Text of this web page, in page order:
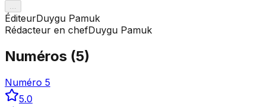
ÉditeurDuygu Pamuk
Rédacteur en chefDuygu Pamuk
Numéros (5)
Numéro 5
5.0